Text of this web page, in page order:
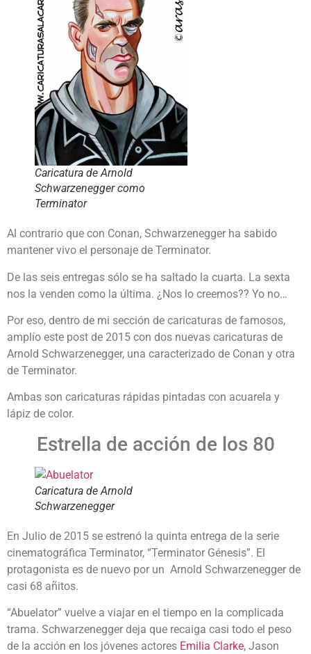
Caricatura de Arnold
Schwarzenegger como
Terminator
Al contrario que con Conan, Schwarzenegger ha sabido
mantener vivo el personaje de Terminator.
De las seis entregas sólo se ha saltado la cuarta. La sexta
nos la venden como la última. ¿Nos lo creemos?? Yo no…
Por eso, dentro de mi sección de caricaturas de famosos,
amplío este post de 2015 con dos nuevas caricaturas de
Arnold Schwarzenegger, una caracterizado de Conan y otra
de Terminator.
Ambas son caricaturas rápidas pintadas con acuarela y
lápiz de color.
Estrella de acción de los 80
Caricatura de Arnold
Schwarzenegger
En Julio de 2015 se estrenó la quinta entrega de la serie
cinematográfica Terminator, “Terminator Génesis”. El
protagonista es de nuevo por un Arnold Schwarzenegger de
casi 68 añitos.
“Abuelator” vuelve a viajar en el tiempo en la complicada
trama. Schwarzenegger deja que recaiga casi todo el peso
de la acción en los jóvenes actores Emilia Clarke, Jason